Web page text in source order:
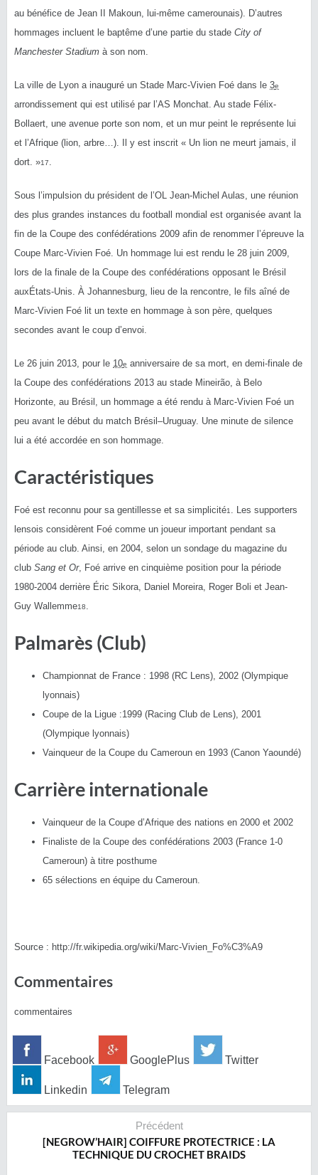
au bénéfice de Jean II Makoun, lui-même camerounais). D’autres
hommages incluent le baptême d’une partie du stade City of
Manchester Stadium à son nom.
La ville de Lyon a inauguré un Stade Marc-Vivien Foé dans le 3e
arrondissement qui est utilisé par l’AS Monchat. Au stade Félix-
Bollaert, une avenue porte son nom, et un mur peint le représente lui
et l’Afrique (lion, arbre…). Il y est inscrit « Un lion ne meurt jamais, il
dort. »17
Sous l’impulsion du président de l’OL Jean-Michel Aulas, une réunion
des plus grandes instances du football mondial est organisée avant la
fin de la Coupe des confédérations 2009 afin de renommer l’épreuve la
Coupe Marc-Vivien Foé. Un hommage lui est rendu le 28 juin 2009
lors de la finale de la Coupe des confédérations opposant le Brésil
auxÉtats-Unis. À Johannesburg, lieu de la rencontre, le fils aîné de
Marc-Vivien Foé lit un texte en hommage à son père, quelques
secondes avant le coup d’envoi.
Le 26 juin 2013 , pour le 10e anniversaire de sa mort, en demi-finale de
la Coupe des confédérations 2013 au stade Mineirão, à Belo
Horizonte, au Brésil, un hommage a été rendu à Marc-Vivien Foé un
peu avant le début du match Brésil–Uruguay. Une minute de silence
lui a été accordée en son hommage.
Caractéristiques
Foé est reconnu pour sa gentillesse et sa simplicité1
. Les supporters
lensois considèrent Foé comme un joueur important pendant sa
période au club. Ainsi, en 2004, selon un sondage du magazine du
club Sang et Or, Foé arrive en cinquième position pour la période
1980-2004 derrière Éric Sikora, Daniel Moreira, Roger Boli et Jean-
Guy Wallemme18
Palmarès (Club)
Championnat de France : 1998 (RC Lens), 2002 (Olympique
lyonnais)
Coupe de la Ligue :1999 (Racing Club de Lens), 2001
(Olympique lyonnais)
Vainqueur de la Coupe du Cameroun en 1993 (Canon Yaoundé)
Carrière internationale
Vainqueur de la Coupe d’Afrique des nations en 2000 et 2002
Finaliste de la Coupe des confédérations 2003 (France 1-0
Cameroun) à titre posthume
65 sélections en équipe du Cameroun.
Source : http://fr.wikipedia.org/wiki/Marc-Vivien_Fo%C3%A9
Commentaires
commentaires
Facebook GooglePlus Twitter
Linkedin Telegram
Précédent
[NEGROW’HAIR] COIFFURE PROTECTRICE : LA
TECHNIQUE DU CROCHET BRAIDS